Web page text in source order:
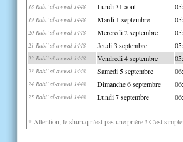
18 Rabi' al-awwal 1448 Lundi 31 août
19 Rabi' al-awwal 1448 Mardi 1 septembre
20 Rabi' al-awwal 1448 Mercredi 2 septembre
21 Rabi' al-awwal 1448 Jeudi 3 septembre
22 Rabi' al-awwal 1448 Vendredi 4 septembre
23 Rabi' al-awwal 1448 Samedi 5 septembre
24 Rabi' al-awwal 1448 Dimanche 6 septembre
25 Rabi' al-awwal 1448 Lundi 7 septembre
* Attention, le shuruq n'est pas une prière ! C'est